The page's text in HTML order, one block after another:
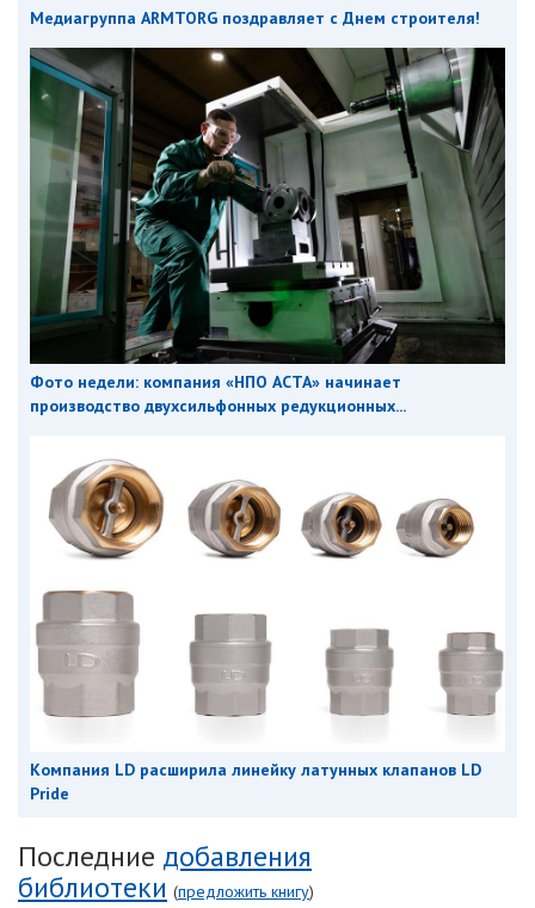
Медиагруппа ARMTORG поздравляет с Днем строителя!
Фото недели: компания «НПО АСТА» начинает
производство двухсильфонных редукционных...
Компания LD расширила линейку латунных клапанов LD
Pride
Последние добавления
библиотеки (предложить книгу)